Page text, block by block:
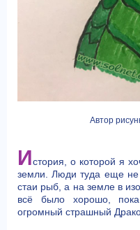
Автор
История, о которой я
земли. Люди туда еще не
стаи рыб, а на земле в
всё было хорошо,
огромный страшный